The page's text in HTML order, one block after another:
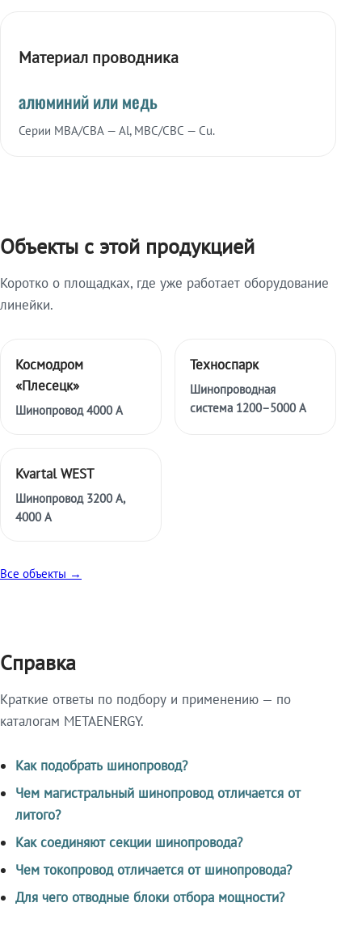
Материал проводника
алюминий или медь
Серии МВА/СВА — Al, МВС/СВС — Cu.
Объекты с этой продукцией
Коротко о площадках, где уже работает оборудование
линейки.
Космодром
«Плесецк»
Шинопровод 4000 А
Техноспарк
Шинопроводная
система 1200–5000 А
Kvartal WEST
Шинопровод 3200 А,
4000 А
Все объекты →
Справка
Краткие ответы по подбору и применению — по
каталогам METAENERGY.
Как подобрать шинопровод?
Чем магистральный шинопровод отличается от
литого?
Как соединяют секции шинопровода?
Чем токопровод отличается от шинопровода?
Для чего отводные блоки отбора мощности?